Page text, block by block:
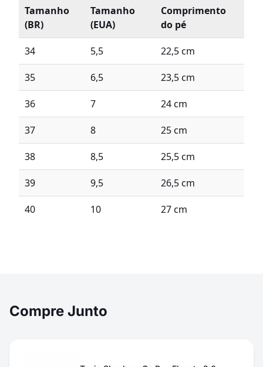
Tamanho
(BR)
Tamanho
(EUA)
Comprimento
do pé
34 5,5 22,5 cm
35 6,5 23,5 cm
36 7 24 cm
37 8 25 cm
38 8,5 25,5 cm
39 9,5 26,5 cm
40 10 27 cm
Compre Junto